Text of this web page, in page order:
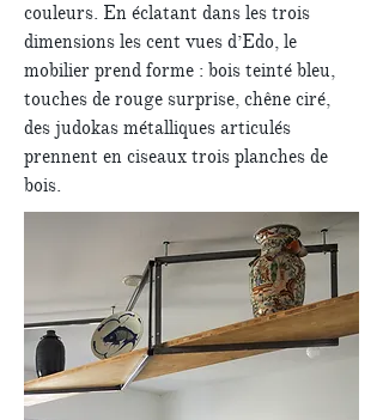
couleurs. En éclatant dans les trois
dimensions les cent vues d’Edo, le
mobilier prend forme : bois teinté bleu,
touches de rouge surprise, chêne ciré,
des judokas métalliques articulés
prennent en ciseaux trois planches de
bois.